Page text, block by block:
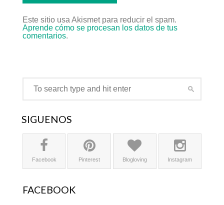
Este sitio usa Akismet para reducir el spam.
Aprende cómo se procesan los datos de tus
comentarios.
SÍGUENOS
Facebook Pinterest Blogloving Instagram
FACEBOOK